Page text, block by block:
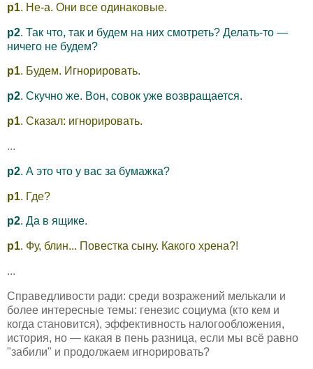
p1. Не-а. Они все одинаковые.
p2. Так что, так и будем на них смотреть? Делать-то —
ничего не будем?
p1. Будем. Игнорировать.
p2. Скучно же. Вон, совок уже возвращается.
p1. Сказал: игнорировать.
...
p2. А это что у вас за бумажка?
p1. Где?
p2. Да в ящике.
p1. Фу, блин... Повестка сыну. Какого хрена?!
...
Справедливости ради: среди возражений мелькали и
более интересные темы: генезис социума (кто кем и
когда становится), эффективность налогообложения,
история, но — какая в пень разница, если мы всё равно
"забили" и продолжаем игнорировать?